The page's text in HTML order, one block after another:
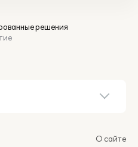
решения
О сайте